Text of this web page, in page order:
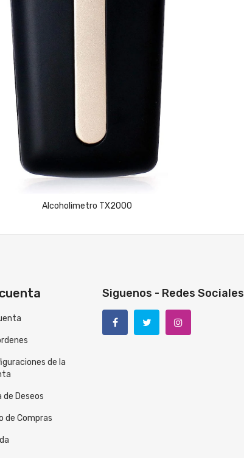
Alcoholimetro TX2000
de la
de Deseos
de Compras
Siguenos - Redes Sociales